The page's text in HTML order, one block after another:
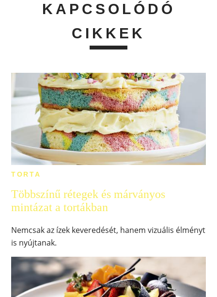
KAPCSOLÓDÓ
CIKKEK
TORTA
Többszínű rétegek és márványos
mintázat a tortákban
Nemcsak az ízek keveredését, hanem vizuális élményt
is nyújtanak.